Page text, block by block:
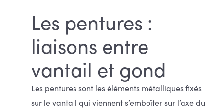
Les pentures :
liaisons entre
vantail et gond
Les pentures sont les éléments métalliques fixés
sur le vantail qui viennent s’emboîter sur l’axe du